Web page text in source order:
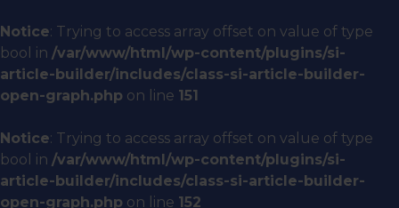
Notice: Trying to access array offset on value of type
bool in /var/www/html/wp-content/plugins/si-
article-builder/includes/class-si-article-builder-
open-graph.php on line 151
Notice: Trying to access array offset on value of type
bool in /var/www/html/wp-content/plugins/si-
article-builder/includes/class-si-article-builder-
open-graph.php on line 152